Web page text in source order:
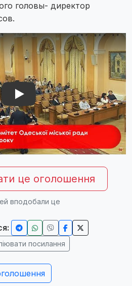
головы- директор
video t82OFaVN3rQ
це оголошення
вподобали це
посилання